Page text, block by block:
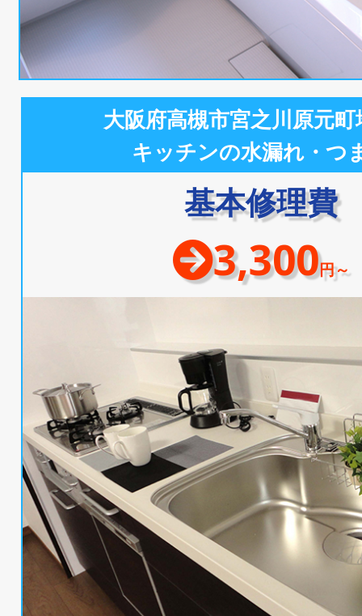
大阪府高槻市宮之川原元
キッチンの水漏れ・つ
基本修理費
3,300円～